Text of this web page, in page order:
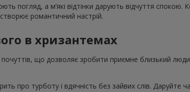
а м’які відтінки дарують відчуття спокою.
романтичний настрій.
в хризантемах
що дозволяє зробити приємне близький
про турботу і вдячність без зайвих слів. Даруйте